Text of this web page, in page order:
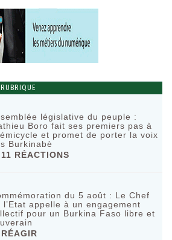
législative du peuple :
Boro fait ses premiers pas à
et promet de porter la voix
Burkinabè
11 RÉACTIONS
du 5 août : Le Chef
l’Etat appelle à un engagement
pour un Burkina Faso libre et
RÉAGIR